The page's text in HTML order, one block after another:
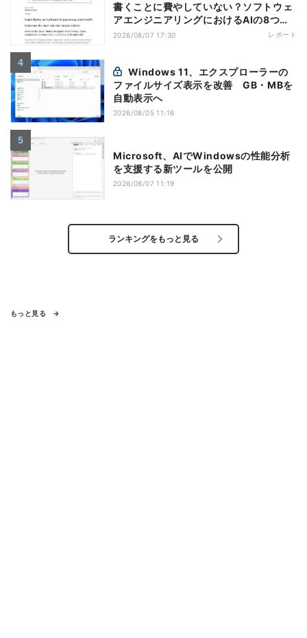
書くことに費やしていない？ソフトウェ
アエンジニアリングにおけるAIの8つの
神話への賛否
2026/08/07 17:30 レポート
ファイルサイズ表示を改善 GB・MBを
自動表示へ
2026/08/05 11:16
Microsoft、AIでWindowsの性能分析
を支援する新ツールを公開
2026/08/07 11:19
ランキングをもっと見る
もっと見る